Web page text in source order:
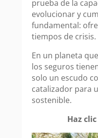
prueba de la
evolucionar y
fundamental:
tiempos de crisis.
En un planeta
los seguros
solo un escudo
catalizador para
sostenible.
Haz